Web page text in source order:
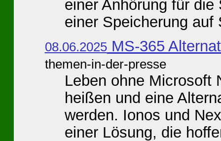
einer Anhörung für
einer Speicherung auf
08.06.2025MS-365
themen-in-der-presse
Leben ohne Microsoft
heißen und eine
werden. Ionos und
einer Lösung, die